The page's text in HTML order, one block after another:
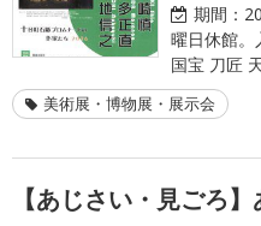
期間：
曜日休館。
国宝 刀匠
美術展・博物展・展示会
【あじさい・見ごろ